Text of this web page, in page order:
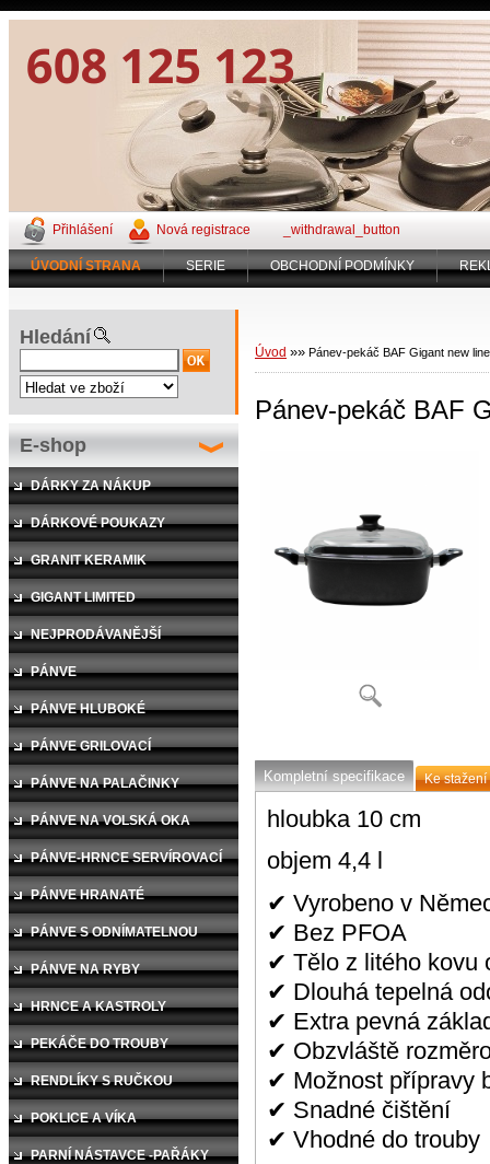
Přihlášení Nová registrace _withdrawal_button
ÚVODNÍ STRANA SERIE OBCHODNÍ PODMÍNKY
Hledání
E-shop
DÁRKY ZA NÁKUP
DÁRKOVÉ POUKAZY
GRANIT KERAMIK
GIGANT LIMITED
NEJPRODÁVANĚJŠÍ
PÁNVE
PÁNVE HLUBOKÉ
PÁNVE GRILOVACÍ
PÁNVE NA PALAČINKY
PÁNVE NA VOLSKÁ OKA
PÁNVE-HRNCE SERVÍROVACÍ
PÁNVE HRANATÉ
PÁNVE S ODNÍMATELNOU
RUČKOU
PÁNVE NA RYBY
HRNCE A KASTROLY
PEKÁČE DO TROUBY
RENDLÍKY S RUČKOU
POKLICE A VÍKA
PARNÍ NÁSTAVCE -PAŘÁKY
Úvod »» Pánev-pekáč BAF Gigant new
Pánev-pekáč BAF
Kompletní specifikace Ke stažení
hloubka 10 cm
objem 4,4 l
✔ Vyrobeno v
✔ Bez PFOA
✔ Tělo z litého kovu
✔ Dlouhá tepelná
✔ Extra pevná
✔ Obzvláště
✔ Možnost přípravy
✔ Snadné čištění
✔ Vhodné do trouby